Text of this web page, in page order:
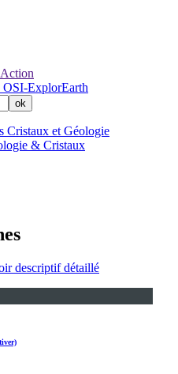
OSI-ExplorEarth
Cristaux et Géologie
& Cristaux
descriptif détaillé